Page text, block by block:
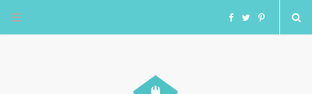
F T I